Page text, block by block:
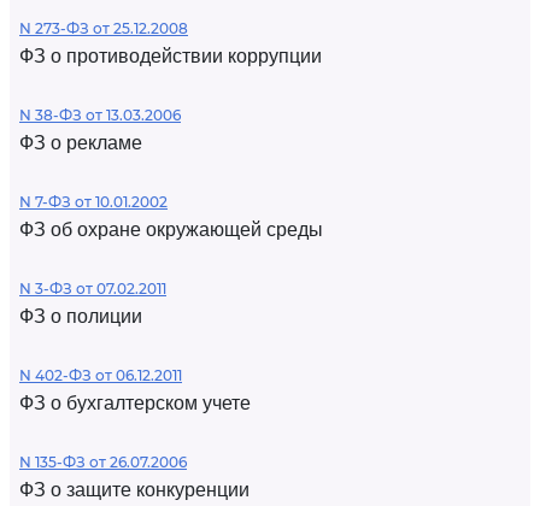
N 273-ФЗ от 25.12.2008
ФЗ о противодействии коррупции
N 38-ФЗ от 13.03.2006
ФЗ о рекламе
N 7-ФЗ от 10.01.2002
ФЗ об охране окружающей среды
N 3-ФЗ от 07.02.2011
ФЗ о полиции
N 402-ФЗ от 06.12.2011
ФЗ о бухгалтерском учете
N 135-ФЗ от 26.07.2006
ФЗ о защите конкуренции